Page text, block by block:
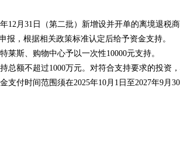
12月31日（第二批）新增设并开单的离境退税
报，根据相关政策标准认定后给予资金支持。
斯、购物中心予以一次性10000元支持。
额不超过1000万元。对符合支持要求的投资
付时间范围须在2025年10月1日至2027年9月